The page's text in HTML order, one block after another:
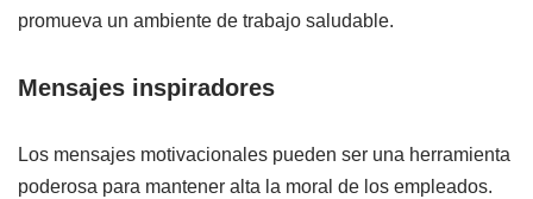
promueva un ambiente de trabajo saludable.
Mensajes inspiradores
Los mensajes motivacionales pueden ser una herramienta
poderosa para mantener alta la moral de los empleados.